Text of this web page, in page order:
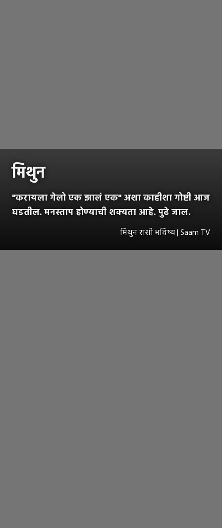
मिथुन
"करायला गेलो एक झालं एक" अशा काहीशा गोष्टी आज
घडतील. मनस्ताप होण्याची शक्यता आहे. पुढे जाल.
मिथुन राशी भविष्य | Saam TV